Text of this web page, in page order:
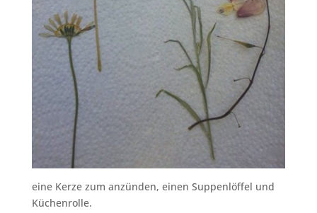
eine Kerze zum anzünden, einen Suppenlöffel und
Küchenrolle.